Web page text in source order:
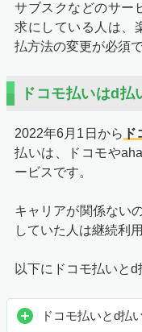
サブスクなどのサー
求にしている人は、
払方法の変更が必須で
ドコモ払いはd払
2022年6月1日から
払いは、ドコモや
ービスです。
キャリアが関係ない
していた人は継続利
以下にドコモ払いとd
ドコモ払いとd払